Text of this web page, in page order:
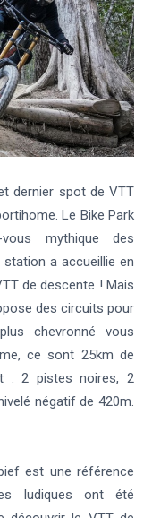
dernier spot de VTT
Le Bike Park
mythique des
a accueillie en
de descente ! Mais
des circuits pour
chevronné vous
ce sont 25km de
: 2 pistes noires, 2
négatif de 420m.
est une référence
ludiques ont été